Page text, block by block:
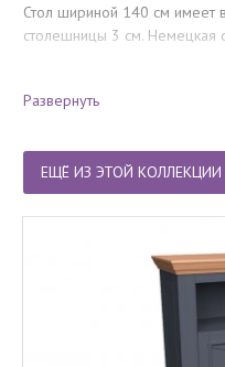
Стол шириной 140 см имеет
столешницы 3 см. Немецкая
Объём, м3: 0,18
Количество упаковок: 2
Развернуть
ЕЩЁ ИЗ ЭТОЙ КОЛЛЕКЦИИ